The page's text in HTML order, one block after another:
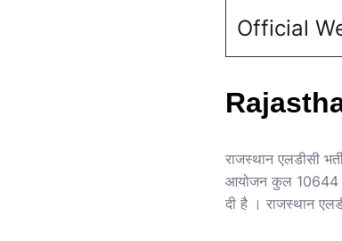
Official
राजस्थान एलडीसी
आयोजन कुल 10644
दी है । राजस्थान